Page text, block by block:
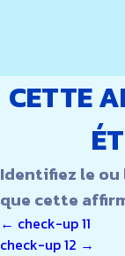
CETTE
Identifiez le
que cette
← check-up 11
check-up 12 →